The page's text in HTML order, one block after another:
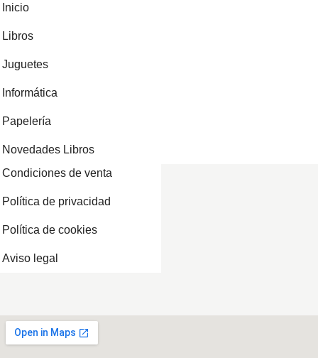
Inicio
Libros
Juguetes
Informática
Papelería
Novedades Libros
Condiciones de venta
Política de privacidad
Política de cookies
Aviso legal